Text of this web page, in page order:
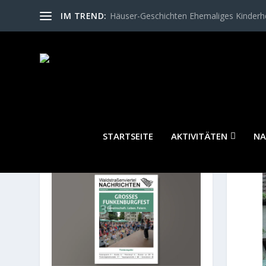
IM TREND: Häuser-Geschichten Ehemaliges
STARTSEITE AKTIVITÄTEN
WALDSTRASSENVIERTEL N